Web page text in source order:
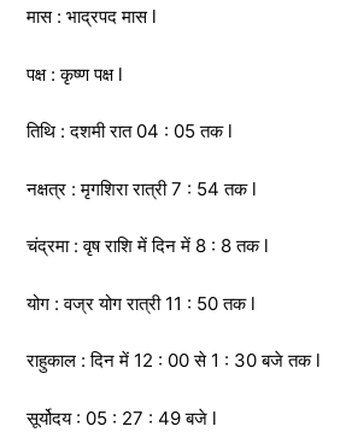
मास : भाद्रपद मास l
पक्ष : कृष्ण पक्ष l
तिथि : दशमी रात 04 : 05 तक l
नक्षत्र : मृगशिरा रात्री 7 : 54 तक l
चंद्रमा : वृष राशि में दिन में 8 : 8 तक l
योग : वज्र योग रात्री 11 : 50 तक l
राहुकाल : दिन में 12 : 00 से 1 : 30 बजे तक l
सूर्योदय : 05 : 27 : 49 बजे l